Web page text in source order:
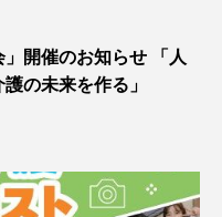
開催のお知らせ 「人
の未来を作る」